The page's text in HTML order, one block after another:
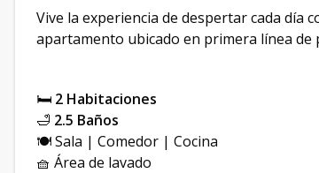
Vive la experiencia de despertar cada día
apartamento ubicado en primera línea de
🛏 2 Habitaciones
🛁 2.5 Baños
🍽 Sala | Comedor | Cocina
🧺 Área de lavado